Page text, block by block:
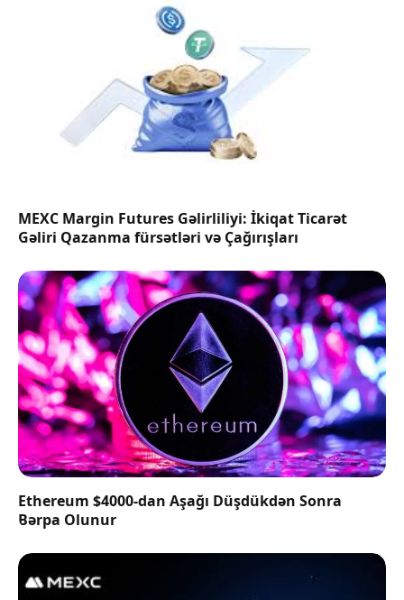
MEXC Margin Futures Gəlirliliyi: İkiqat Ticarət
Gəliri Qazanma fürsətləri və Çağırışları
Ethereum $4000-dan Aşağı Düşdükdən Sonra
Bərpa Olunur